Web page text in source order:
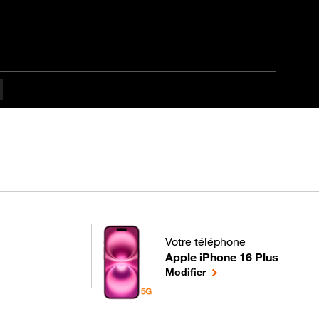
difficultéVotre téléphone
Apple iPhone 16 Plus
pour votre Apple iPhone 16
Modifierle téléphone